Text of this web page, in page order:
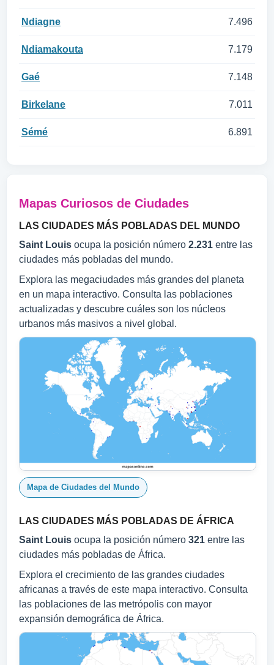
Ndiagne 7.496
Ndiamakouta 7.179
Gaé 7.148
Birkelane 7.011
Sémé 6.891
Mapas Curiosos de Ciudades
LAS CIUDADES MÁS POBLADAS DEL MUNDO
Saint Louis ocupa la posición número 2.231 entre las
ciudades más pobladas del mundo.
Explora las megaciudades más grandes del planeta
en un mapa interactivo. Consulta las poblaciones
actualizadas y descubre cuáles son los núcleos
urbanos más masivos a nivel global.
Mapa de Ciudades del Mundo
LAS CIUDADES MÁS POBLADAS DE ÁFRICA
Saint Louis ocupa la posición número 321 entre las
ciudades más pobladas de África.
Explora el crecimiento de las grandes ciudades
africanas a través de este mapa interactivo. Consulta
las poblaciones de las metrópolis con mayor
expansión demográfica de África.